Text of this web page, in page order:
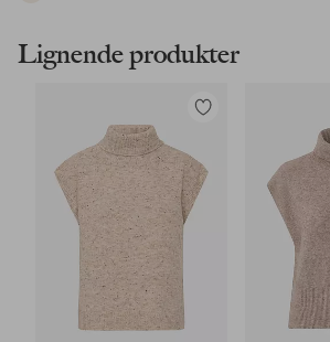
Lignende produkter
Tilføj
favoritter